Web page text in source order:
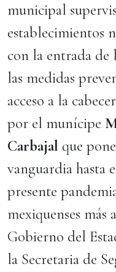
municipal
establecimientos
con la entrada de
las medidas
acceso a la
por el munícipe
Carbajal que
vanguardia hasta
presente
mexiquenses
Gobierno del
la Secretaria de